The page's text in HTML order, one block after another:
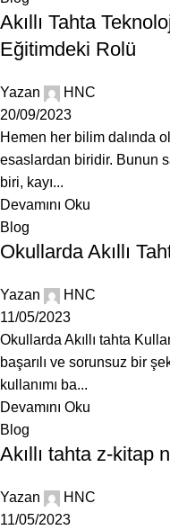
Akıllı Tahta
Eğitimdeki Rolü
Yazan
HNC
20/09/2023
Hemen her bilim dalında
esaslardan biridir. Bunun
biri, kayı...
Devamını Oku
Blog
Okullarda Akıllı
Yazan
HNC
11/05/2023
Okullarda Akıllı tahta
başarılı ve sorunsuz bir
kullanımı ba...
Devamını Oku
Blog
Akıllı tahta z-kitap
Yazan
HNC
11/05/2023